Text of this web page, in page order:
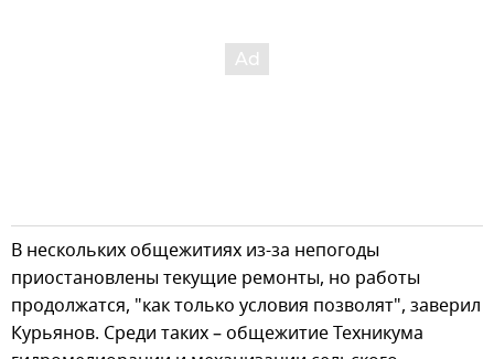
В нескольких общежитиях из-за непогоды
приостановлены текущие ремонты, но работы
продолжатся, "как только условия позволят", заверил
Курьянов. Среди таких – общежитие Техникума